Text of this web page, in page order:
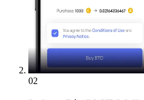
02